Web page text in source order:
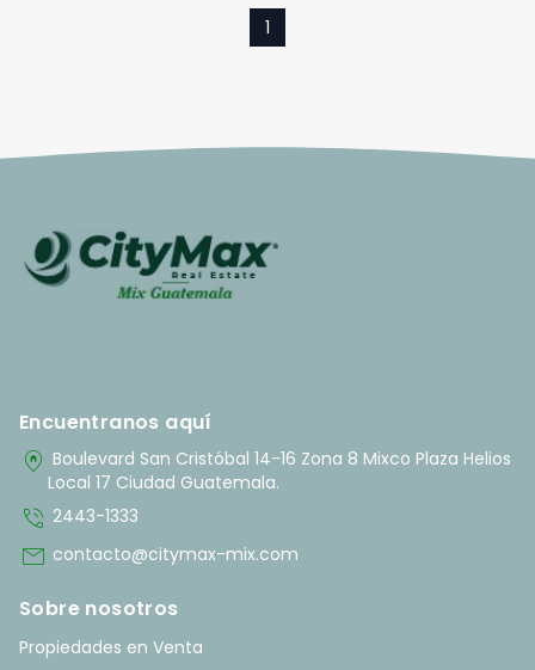
1
Encuentranos aquí
home_pin Boulevard San Cristóbal 14-16 Zona 8 Mixco Plaza Helios
Local 17 Ciudad Guatemala.
phone_in_talk 2443-1333
mail contacto@citymax-mix.com
Sobre nosotros
Propiedades en Venta